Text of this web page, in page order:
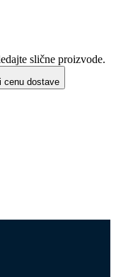
slične proizvode.
cenu dostave